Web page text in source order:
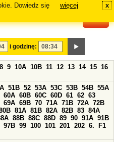
Dowiedz się
więcej x
i godzinę:
8 9 10A 10B 11 12 13 14 15 16
51B 52 53A 53C 53B 54B 55A
60A 60B 60C 60D 61 62 63
69A 69B 70 71A 71B 72A 72B
81A 81B 82A 82B 83 84A
88B 88C 88D 89 90 91A 91B
97B 99 100 101 201 202 6.
F1